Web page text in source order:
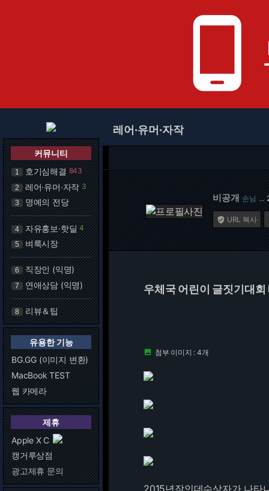
phone_android
커뮤니티
1 호기심해결 843
2 레어·유머·자작 3
3 명예의 전당
4 자유홍보·핫딜 4
5 벼룩시장
6 직장인 (익명)
7 연애상담 (익명)
8 리뷰＆팁
유용한 기능
BG.GG (이미지 변환)
MacBook TEST
웹 카메라
제휴
Apple X C
캥거루상점
광고제휴 문의
레어·유머·자작
비공개 손님 …
 URL 복사
우체국 어린이 글짓기대회
 첨부 이미지 : 4개
2015년작인데수상자가 나타